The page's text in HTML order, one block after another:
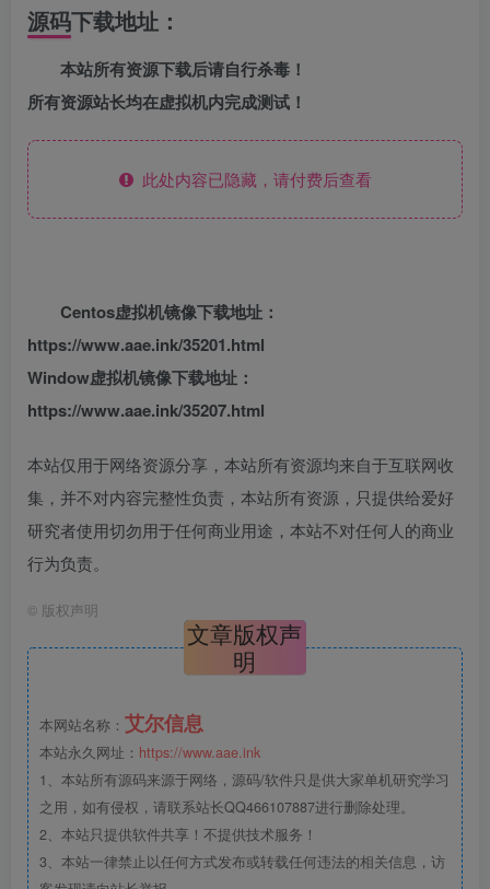
源码下载地址：
本站所有资源下载后请自行杀毒！
所有资源站长均在虚拟机内完成测试！
此处内容已隐藏，请付费后查看
Centos虚拟机镜像下载地址：
https://www.aae.ink/35201.html
Window虚拟机镜像下载地址：
https://www.aae.ink/35207.html
本站仅用于网络资源分享，本站所有资源均来自于互联网收
集，并不对内容完整性负责，本站所有资源，只提供给爱好
研究者使用切勿用于任何商业用途，本站不对任何人的商业
行为负责。
© 版权声明
文章版权声
明
本网站名称： 艾尔信息
本站永久网址： https://www.aae.ink
1、本站所有源码来源于网络，源码/软件只是供大家单机研究学习
之用，如有侵权，请联系站长QQ466107887进行删除处理。
2、本站只提供软件共享！不提供技术服务！
3、本站一律禁止以任何方式发布或转载任何违法的相关信息，访